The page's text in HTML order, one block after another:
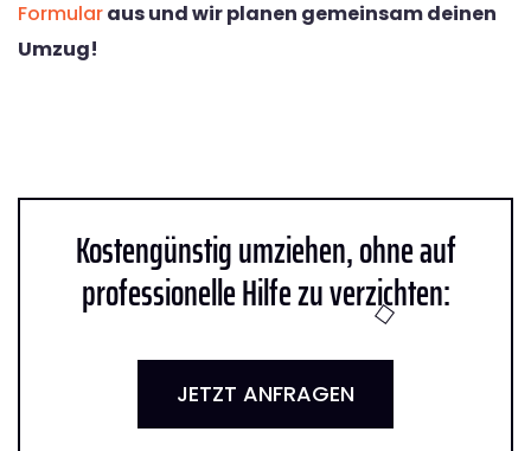
Formularaus und wir planen gemeinsam deinen
Umzug!
Kostengünstig umziehen, ohne auf
professionelle Hilfe zu verzichten:
JETZT ANFRAGEN